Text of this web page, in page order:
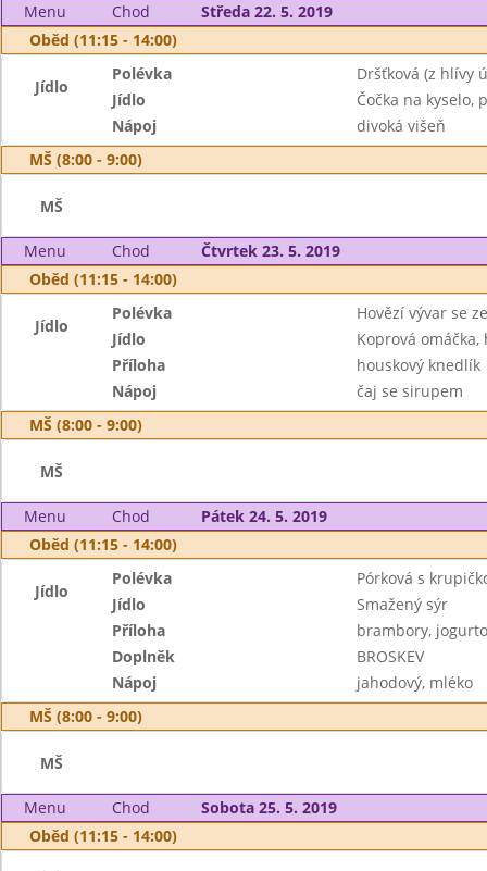
Menu Chod
Středa 22. 5. 2019
Oběd (11:15 - 14:00)
Jídlo
Polévka
Dršťková (z hlívy
Jídlo
Čočka na kyselo,
Nápoj
divoká višeň
MŠ (8:00 - 9:00)
MŠ
Menu Chod
Čtvrtek 23. 5. 2019
Oběd (11:15 - 14:00)
Jídlo
Polévka
Hovězí vývar se
Jídlo
Koprová omáčka,
Příloha
houskový knedlík
Nápoj
čaj se sirupem
MŠ (8:00 - 9:00)
MŠ
Menu Chod
Pátek 24. 5. 2019
Oběd (11:15 - 14:00)
Jídlo
Polévka
Pórková s
Jídlo
Smažený sýr
Příloha
brambory,
Doplněk
BROSKEV
Nápoj
jahodový, mléko
MŠ (8:00 - 9:00)
MŠ
Menu Chod
Sobota 25. 5. 2019
Oběd (11:15 - 14:00)